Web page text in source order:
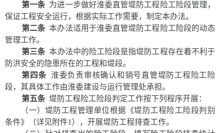
第一条 为进一步做好淮委直管堤防工程险工险段管理，
保证工程安全运行，根据实际工作需要，制定本办法。
第二条 本办法适用于淮委直管堤防工程险工险段的动态
管理工作。
第三条 本办法中的险工险段是指堤防工程存在着不利于
防洪安全的隐患所在的工程和堤段。
第四条 淮委负责审核确认和销号直管堤防工程险工险
段， 其具体工作由淮委建设与运行管理处承担。
第五条 堤防工程险工险段判定工作按下列程序开展：
（一）堤防工程管理单位根据《堤防工程险工险段判别
条件》（详见附件1），开展堤防工程排查工作。